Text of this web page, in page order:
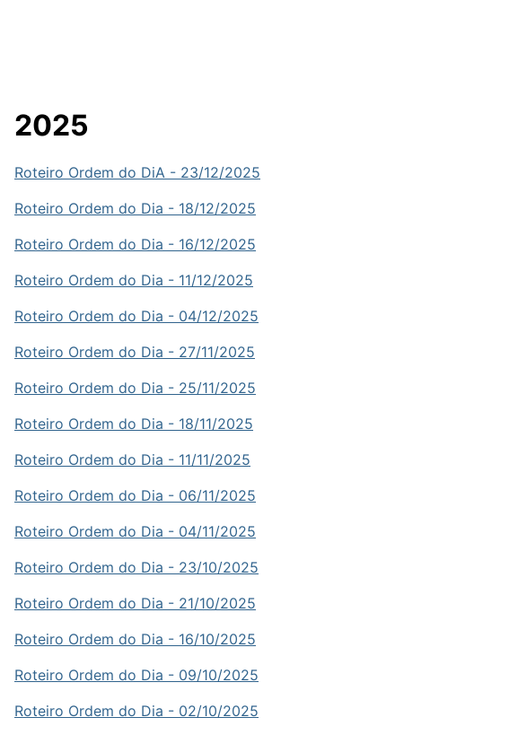
2025
Roteiro Ordem do DiA - 23/12/2025
Roteiro Ordem do Dia - 18/12/2025
Roteiro Ordem do Dia - 16/12/2025
Roteiro Ordem do Dia - 11/12/2025
Roteiro Ordem do Dia - 04/12/2025
Roteiro Ordem do Dia - 27/11/2025
Roteiro Ordem do Dia - 25/11/2025
Roteiro Ordem do Dia - 18/11/2025
Roteiro Ordem do Dia - 11/11/2025
Roteiro Ordem do Dia - 06/11/2025
Roteiro Ordem do Dia - 04/11/2025
Roteiro Ordem do Dia - 23/10/2025
Roteiro Ordem do Dia - 21/10/2025
Roteiro Ordem do Dia - 16/10/2025
Roteiro Ordem do Dia - 09/10/2025
Roteiro Ordem do Dia - 02/10/2025